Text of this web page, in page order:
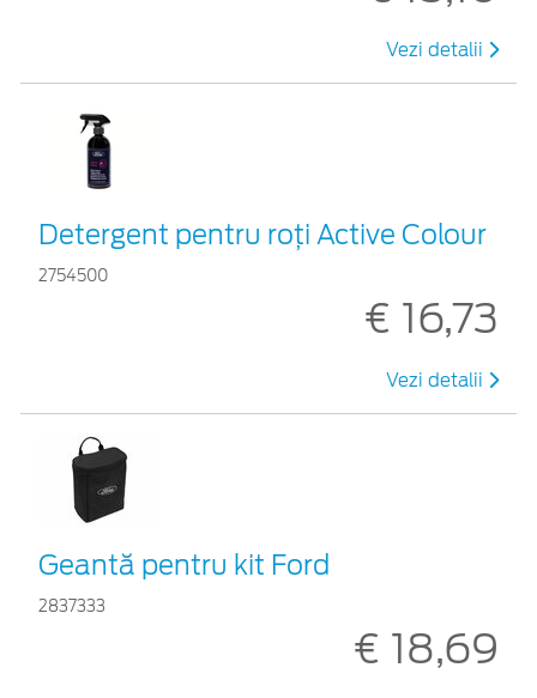
Vezi detalii
Detergent pentru roți Active Colour
2754500
€ 16,73
Vezi detalii
Geantă pentru kit Ford
2837333
€ 18,69